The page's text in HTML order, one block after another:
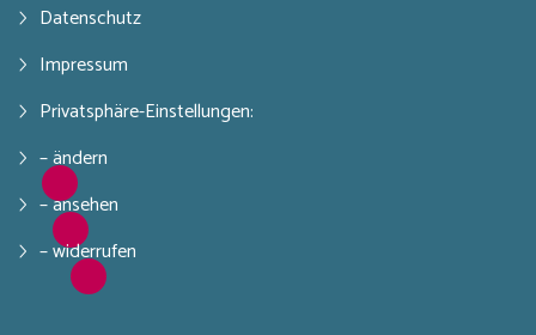
Datenschutz
Impressum
Privatsphäre-Einstellungen:
– ändern
– ansehen
– widerrufen